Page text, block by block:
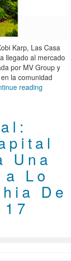
Karp, Las Casa
llegado al mercado
por MV Group y
la comunidad
reading
Una
Lo
De